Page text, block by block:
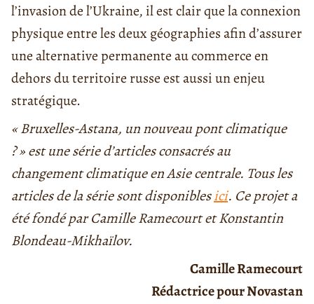
l’invasion de l’Ukraine, il est clair que la connexion
physique entre les deux géographies afin d’assurer
une alternative permanente au commerce en
dehors du territoire russe est aussi un enjeu
stratégique.
« Bruxelles-Astana, un nouveau pont climatique
? » est une série d’articles consacrés au
changement climatique en Asie centrale. Tous les
articles de la série sont disponiblesici. Ce projet a
été fondé par Camille Ramecourt et Konstantin
Blondeau-Mikhaïlov.
Camille Ramecourt
Rédactrice pour Novastan